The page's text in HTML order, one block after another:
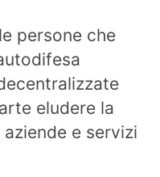
persone che
eludere la
e servizi